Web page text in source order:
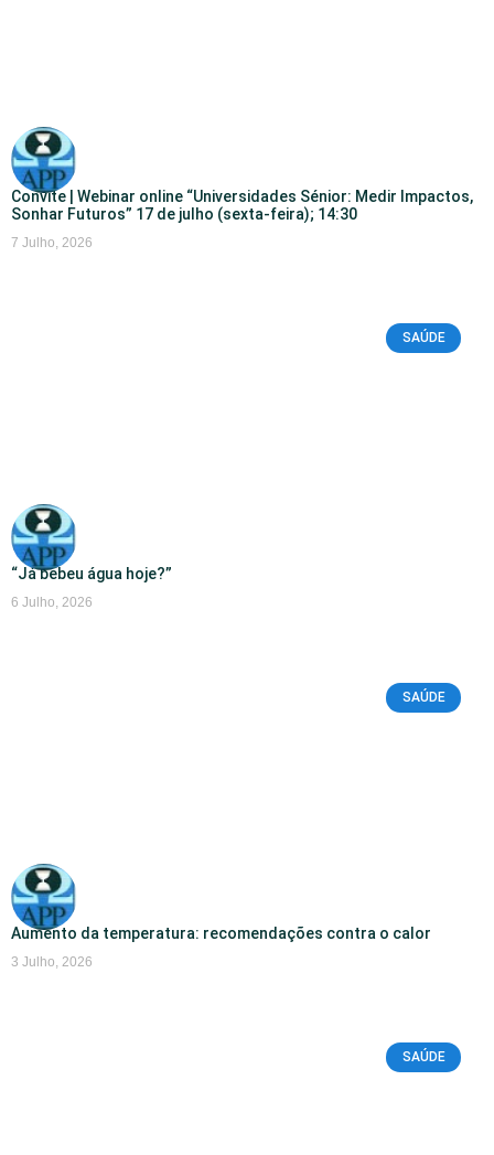
Convite | Webinar online “Universidades Sénior: Medir Impactos,
Sonhar Futuros” 17 de julho (sexta-feira); 14:30
7 Julho, 2026
SAÚDE
“Já bebeu água hoje?”
6 Julho, 2026
SAÚDE
Aumento da temperatura: recomendações contra o calor
3 Julho, 2026
SAÚDE